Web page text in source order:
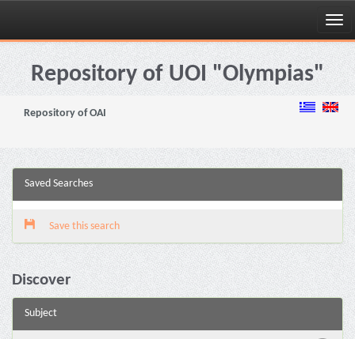
Skip
navigationRepository of UOI "Olympias"
Repository of OAI
Saved Searches
Save this search
Discover
Subject